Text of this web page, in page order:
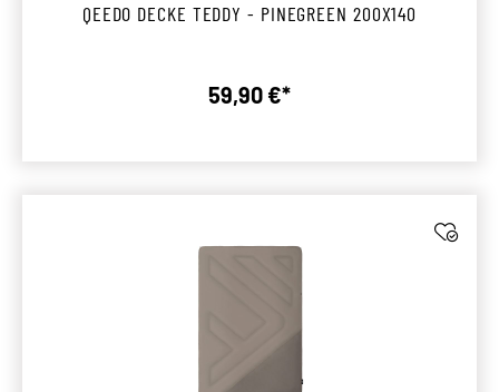
QEEDO DECKE TEDDY - PINEGREEN 200X140
Regulärer Preis:
59,90 €*